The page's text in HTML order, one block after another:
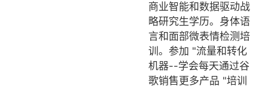
商业智能和数据驱动战
略研究生学历。身体语
言和面部微表情检测培
训。参加 "流量和转化
机器--学会每天通过谷
歌销售更多产品 "培训